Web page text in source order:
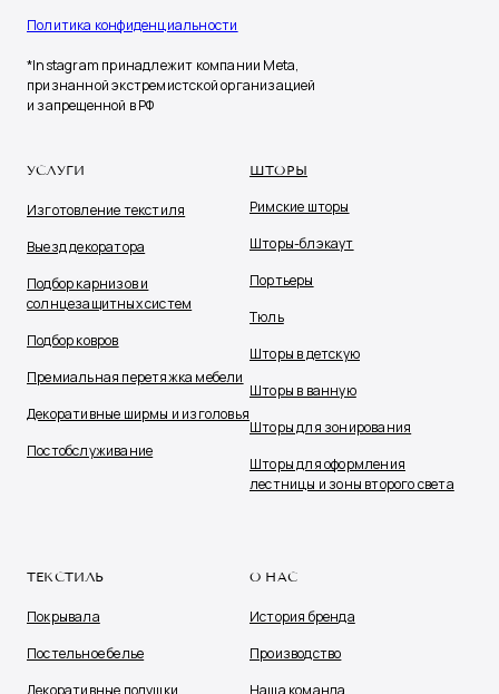
Политика конфиденциальности
*Instagram принадлежит компании Meta,
признанной экстремистской организацией
и запрещенной в РФ
УСЛУГИ
Изготовление текстиля
Выезд декоратора
Подбор карнизов и
солнцезащитных систем
Подбор ковров
Премиальная перетяжка мебели
Декоративные ширмы и изголовья
Постобслуживание
ШТОРЫ
Римские шторы
Шторы-блэкаут
Портьеры
Тюль
Шторы в детскую
Шторы в ванную
Шторы для зонирования
Шторы для оформления
лестницы и зоны второго света
ТЕКСТИЛЬ
Покрывала
Постельное белье
Декоративные подушки
О НАС
История бренда
Производство
Наша команда